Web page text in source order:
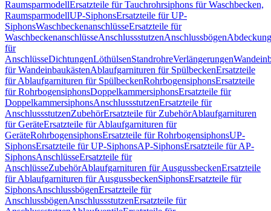
RaumsparmodellErsatzteile für Tauchrohrsiphons für Waschbecken,
RaumsparmodellUP-SiphonsErsatzteile für UP-
SiphonsWaschbeckenanschlüsseErsatzteile für
WaschbeckenanschlüsseAnschlussstutzenAnschlussbögen
für
AnschlüsseDichtungenLöthülsenStandrohreVerlängerungen
für WandeinbaukästenAblaufgarnituren für SpülbeckenErsatzteile
für Ablaufgarnituren für SpülbeckenRohrbogensiphonsErsatzteile
für RohrbogensiphonsDoppelkammersiphonsErsatzteile für
DoppelkammersiphonsAnschlussstutzenErsatzteile für
AnschlussstutzenZubehörErsatzteile für ZubehörAblaufgarnituren
für GeräteErsatzteile für Ablaufgarnituren für
GeräteRohrbogensiphonsErsatzteile für RohrbogensiphonsUP-
SiphonsErsatzteile für UP-SiphonsAP-SiphonsErsatzteile für AP-
SiphonsAnschlüsseErsatzteile für
AnschlüsseZubehörAblaufgarnituren für AusgussbeckenErsatzteile
für Ablaufgarnituren für AusgussbeckenSiphonsErsatzteile für
SiphonsAnschlussbögenErsatzteile für
AnschlussbögenAnschlussstutzenErsatzteile für